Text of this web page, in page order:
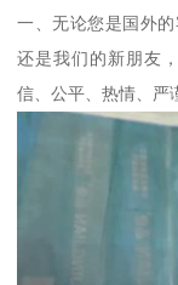
一、无论您是国外
还是我们的新朋友
信、公平、热情、严